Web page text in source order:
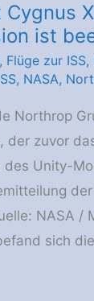
ist
, Flüge zur ISS,
, NASA,
Northrop
der zuvor
Unity-
NASA /
sich